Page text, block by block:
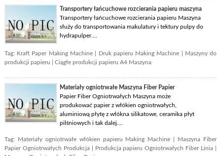
Transportery łańcuchowe rozcierania papieru maszyna
Transportery łańcuchowe rozcierania papieru Maszyna
służy do transportowania makulatury i tektury pulpy do
hydrapulper....
Tag: Kraft Paper Making Machine Druk papieru Making Machine
Maszyny do
produkcji papieru
Ciągłe produkcji papieru A4 Maszyna
Materiały ogniotrwałe Maszyna Fiber Papier
Papier Fiber Ogniotrwałych Maszyna może
produkować papier z włókien ogniotrwałych,
aluminiową płytę z włókna silikatowe, ceramika płyt
pilśniowych i tak dalej....
Tag: Materiały ogniotrwałe włókien papieru Making Machine
Maszyna Fiber
Papier Ogniotrwałych Produkcja| Produkcja papieru Ogniotrwałych Fiber Linia